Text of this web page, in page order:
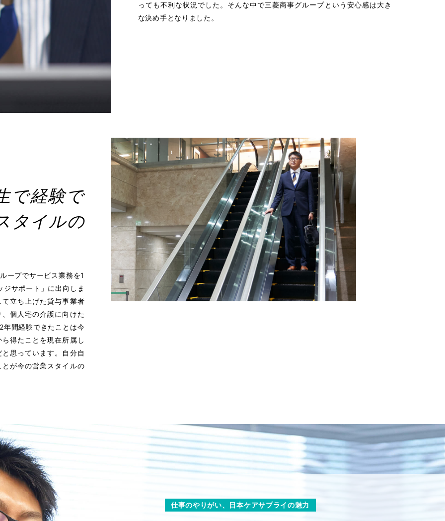
っても不利な状況でした。そんな中で三菱商事グループという安心感は大き
な決め手となりました。
で経験で
タイルの
ープでサービス業務を1
サポート」に出向しま
立ち上げた貸与事業者
個人宅の介護に向けた
年間経験できたことは今
得たことを現在所属し
思っています。自分自
が今の営業スタイルの
仕事のやりがい、日本ケアサプライの魅力